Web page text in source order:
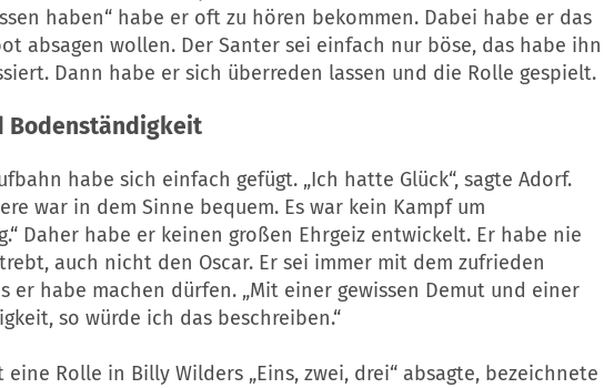
haben“ habe er oft zu hören bekommen. Dabei habe er das
absagen wollen. Der Santer sei einfach nur böse, das habe ihn
Dann habe er sich überreden lassen und die Rolle gespielt.
Bodenständigkeit
habe sich einfach gefügt. „Ich hatte Glück“, sagte Adorf.
war in dem Sinne bequem. Es war kein Kampf um
Daher habe er keinen großen Ehrgeiz entwickelt. Er habe nie
auch nicht den Oscar. Er sei immer mit dem zufrieden
er habe machen dürfen. „Mit einer gewissen Demut und einer
so würde ich das beschreiben.“
eine Rolle in Billy Wilders „Eins, zwei, drei“ absagte, bezeichnete